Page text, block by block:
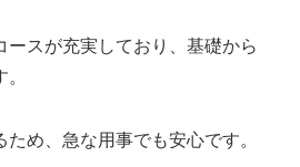
ースが充実しており、基礎から
ため、急な用事でも安心です。